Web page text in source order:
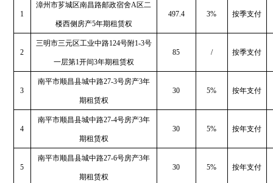
1
漳州市芗城区南昌路邮政宿舍A区二
楼西侧房产5年期租赁权
497.4 3% 按季支付
2
三明市三元区工业中路124号附1-3号
一层第1开间3年期租赁权
85 / 按季支付
3
南平市顺昌县城中路27-3号房产3年
期租赁权
30 5% 按年支付
4
南平市顺昌县城中路27-4号房产3年
期租赁权
30 5% 按年支付
5
南平市顺昌县城中路27-6号房产3年
期租赁权
30 5% 按年支付